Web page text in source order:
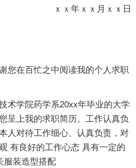
ｘｘ年ｘｘ月ｘｘ日
您在百忙之中阅读我的个人求职
术学院药学系20xx年毕业的大学
呈上我的求职简历。工作认真负
人对待工作细心、认真负责，对
有良好的工作心态 具有一定的
服装造型搭配